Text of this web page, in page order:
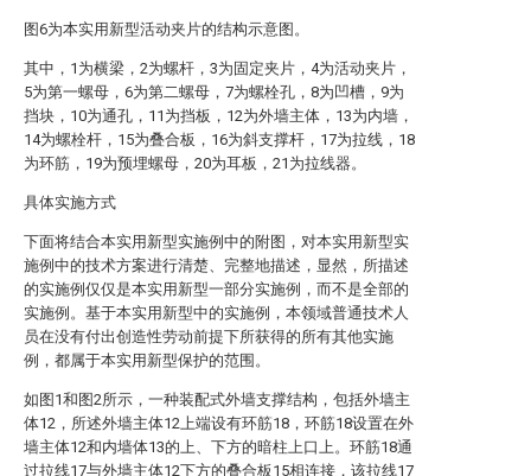
图6为本实用新型活动夹片的结构示意图。
其中，1为横梁，2为螺杆，3为固定夹片，4为活动夹片，
5为第一螺母，6为第二螺母，7为螺栓孔，8为凹槽，9为
挡块，10为通孔，11为挡板，12为外墙主体，13为内墙，
14为螺栓杆，15为叠合板，16为斜支撑杆，17为拉线，18
为环筋，19为预埋螺母，20为耳板，21为拉线器。
具体实施方式
下面将结合本实用新型实施例中的附图，对本实用新型实
施例中的技术方案进行清楚、完整地描述，显然，所描述
的实施例仅仅是本实用新型一部分实施例，而不是全部的
实施例。基于本实用新型中的实施例，本领域普通技术人
员在没有付出创造性劳动前提下所获得的所有其他实施
例，都属于本实用新型保护的范围。
如图1和图2所示，一种装配式外墙支撑结构，包括外墙主
体12，所述外墙主体12上端设有环筋18，环筋18设置在外
墙主体12和内墙体13的上、下方的暗柱上口上。环筋18通
过拉线17与外墙主体12下方的叠合板15相连接，该拉线17